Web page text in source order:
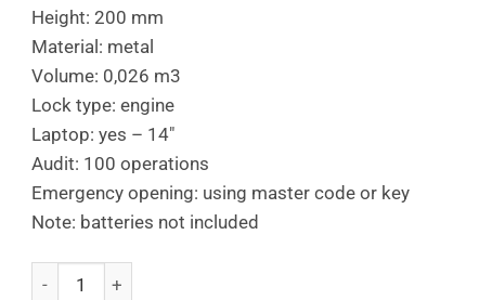
Height: 200 mm
Material: metal
Volume: 0,026 m3
Lock type: engine
Laptop: yes – 14″
Audit: 100 operations
Emergency opening: using master code or key
Note: batteries not included
ALDA DIGI PLUS LAPTOP-Χρηματοκιβώτιο ψηφιακο